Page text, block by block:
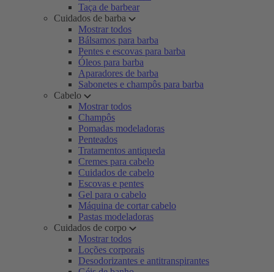
Taça de barbear
Cuidados de barba
Mostrar todos
Bálsamos para barba
Pentes e escovas para barba
Óleos para barba
Aparadores de barba
Sabonetes e champôs para barba
Cabelo
Mostrar todos
Champôs
Pomadas modeladoras
Penteados
Tratamentos antiqueda
Cremes para cabelo
Cuidados de cabelo
Escovas e pentes
Gel para o cabelo
Máquina de cortar cabelo
Pastas modeladoras
Cuidados de corpo
Mostrar todos
Loções corporais
Desodorizantes e antitranspirantes